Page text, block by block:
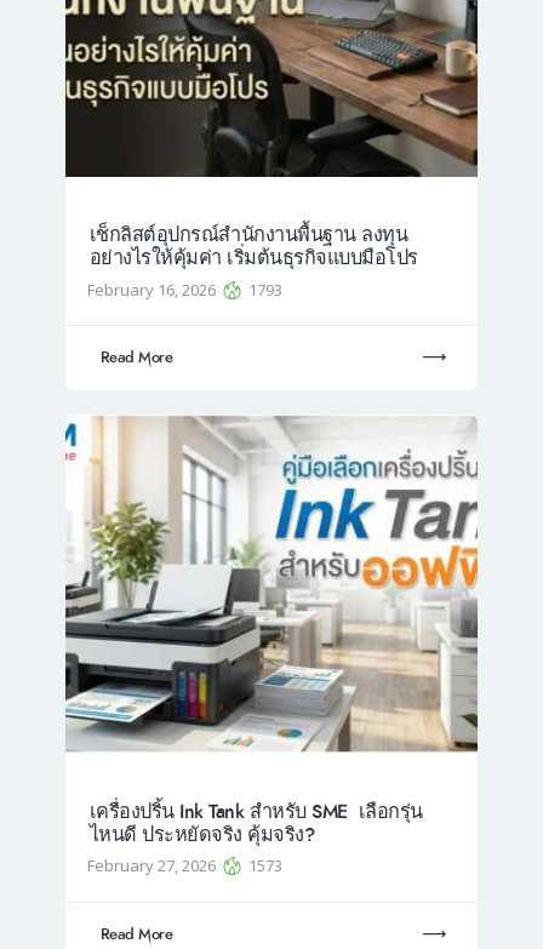
เช็กลิสต์อุปกรณ์สำนักงานพื้นฐาน ลงทุน
อย่างไรให้คุ้มค่า เริ่มต้นธุรกิจแบบมือโปร
February 16, 2026 1793
Read More
เครื่องปริ้น Ink Tank สำหรับ SME เลือกรุ่น
ไหนดี ประหยัดจริง คุ้มจริง?
February 27, 2026 1573
Read More